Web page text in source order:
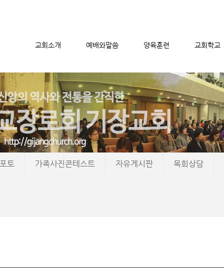
교회소개 예배와말씀 양육훈련 교회학교
메뉴 건너뛰기
토 가족사진콘테스트 자유게시판 목회상담